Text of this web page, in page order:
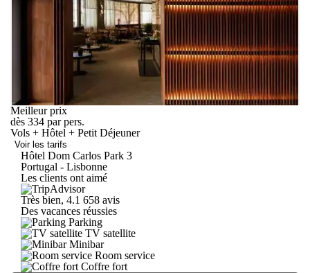
Meilleur prix
dès 334 par pers.
Vols + Hôtel + Petit Déjeuner
Voir les tarifs
Hôtel Dom Carlos Park 3
Portugal - Lisbonne
Les clients ont aimé
Très bien, 4.1 658 avis
Des vacances réussies
Parking
TV satellite
Minibar
Room service
Coffre fort